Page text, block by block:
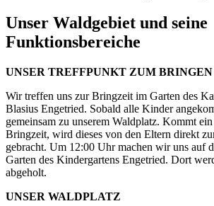
Unser Waldgebiet und seine
Funktionsbereiche
UNSER TREFFPUNKT ZUM
Wir treffen uns zur Bringzeit im Garten des
Blasius Engetried. Sobald alle Kinder
gemeinsam zu unserem Waldplatz. Kommt
Bringzeit, wird dieses von den Eltern direkt
gebracht. Um 12:00 Uhr machen wir uns auf
Garten des Kindergartens Engetried. Dort
abgeholt.
UNSER WALDPLATZ